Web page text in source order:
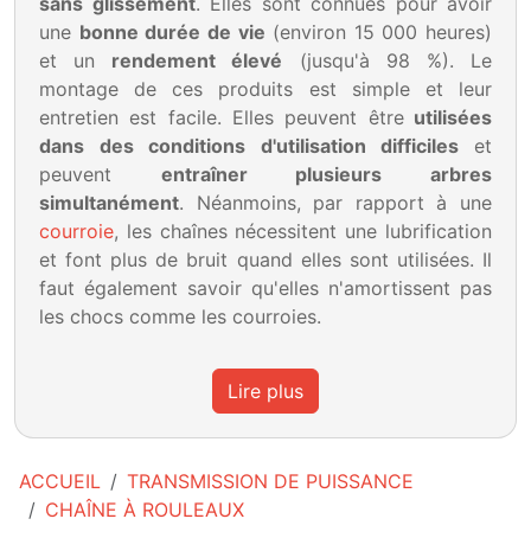
ACCUEIL
TRANSMISSION DE PUISSANCE
CHAÎNE À ROULEAUX
une bonne durée de vie (environ 15 000 heures)
et un rendement élevé (jusqu'à 98 %). Le
montage de ces produits est simple et leur
entretien est facile. Elles peuvent êtreutilisées
dans des conditions d'utilisation difficiles et
peuvent entraîner plusieurs arbres
simultanément. Néanmoins, par rapport à une
courroie, les chaînes nécessitent une lubrification
et font plus de bruit quand elles sont utilisées. Il
faut également savoir qu'elles n'amortissent pas
les chocs comme les courroies.
Lire plus